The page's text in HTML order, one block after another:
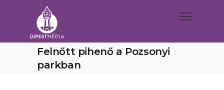
Felnőtt pihenő a Pozsonyi
parkban